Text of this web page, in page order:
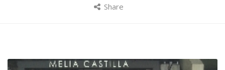
Share